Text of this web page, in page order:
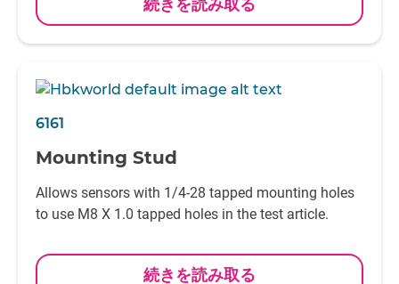
続きを読み取る
6161
Mounting Stud
Allows sensors with 1/4-28 tapped mounting holes
to use M8 X 1.0 tapped holes in the test article.
続きを読み取る